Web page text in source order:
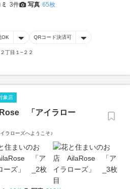
3件 写真 65枚
OK QRコード決済可
丁目１−２２
象店
「アイラロー
ラローズへようこそ♪